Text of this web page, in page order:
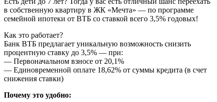
в собственную квартиру в ЖК «Мечта» — по программе
семейной ипотеки от ВТБ со ставкой всего 3,5% годовых!
Как это работает?
Банк ВТБ предлагает уникальную возможность снизить
процентную ставку до 3,5% — при:
— Первоначальном взносе от 20,1%
— Единовременной оплате 18,62% от суммы кредита (в счет
снижения ставки)
Почему это удобно: